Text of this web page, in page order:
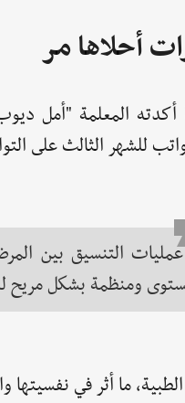
أحلاها مر
المعلمة "أمل
للشهر الثالث على
عمليات التنسيق بين
ومنظمة بشكل مريح
ما أثر في نفسيتها